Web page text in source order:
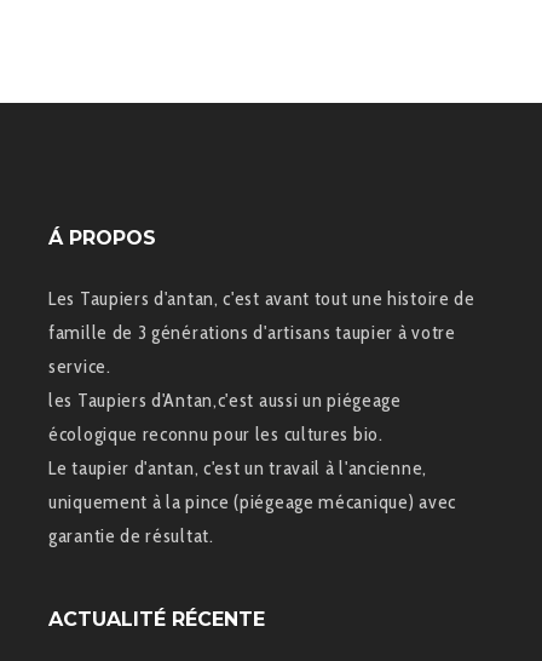
Á PROPOS
Les Taupiers d'antan, c'est avant tout une histoire de
famille de 3 générations d'artisans taupier à votre
service.
les Taupiers d'Antan,c'est aussi un piégeage
écologique reconnu pour les cultures bio.
Le taupier d'antan, c'est un travail à l'ancienne,
uniquement à la pince (piégeage mécanique) avec
garantie de résultat.
ACTUALITÉ RÉCENTE